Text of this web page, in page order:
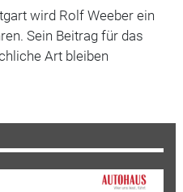
wird Rolf Weeber ein
Sein Beitrag für das
Art bleiben